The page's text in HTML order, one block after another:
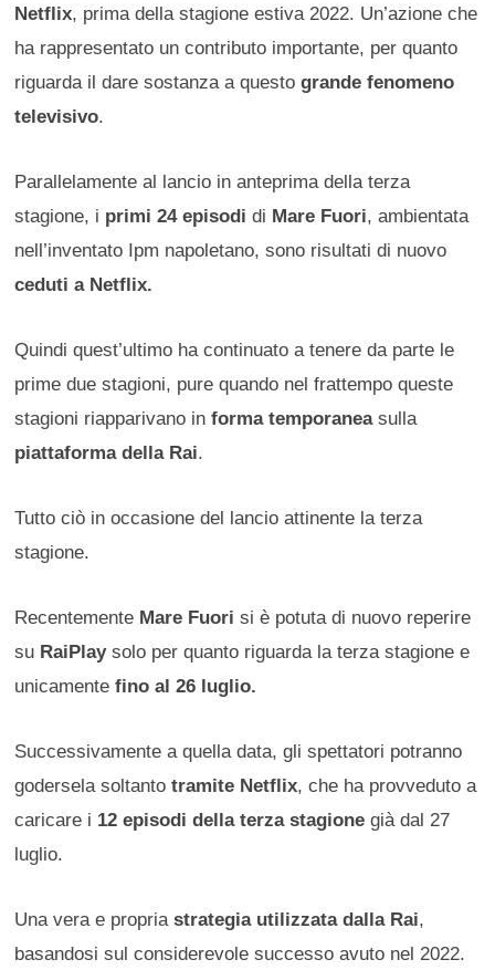
Netflix, prima della stagione estiva 2022. Un’azione che
ha rappresentato un contributo importante, per quanto
riguarda il dare sostanza a questo grande fenomeno
televisivo.
Parallelamente al lancio in anteprima della terza
stagione, i primi 24 episodidi Mare Fuori, ambientata
nell’inventato Ipm napoletano, sono risultati di nuovo
ceduti a Netflix.
Quindi quest’ultimo ha continuato a tenere da parte le
prime due stagioni, pure quando nel frattempo queste
stagioni riapparivano in forma temporaneasulla
piattaforma della Rai.
Tutto ciò in occasione del lancio attinente la terza
stagione.
Recentemente Mare Fuori si è potuta di nuovo reperire
su RaiPlaysolo per quanto riguarda la terza stagione e
unicamente fino al 26 luglio.
Successivamente a quella data, gli spettatori potranno
godersela soltanto tramite Netflix, che ha provveduto a
caricare i 12 episodi della terza stagione già dal 27
luglio.
Una vera e propriastrategia utilizzata dalla Rai,
basandosi sul considerevole successo avuto nel 2022.